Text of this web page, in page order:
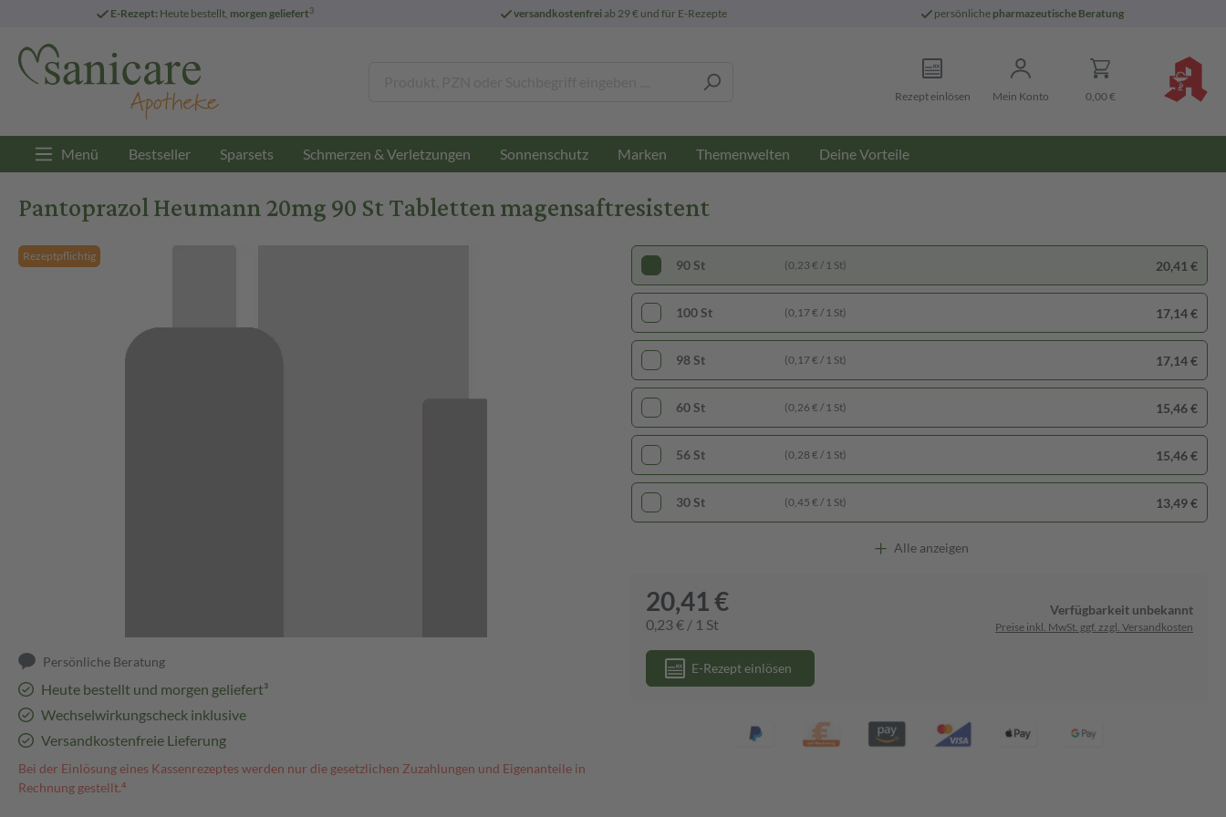
E-Rezept: Heute bestellt, morgen geliefert3 versandkostenfreiab 29 € und für E-Rezepte persönliche pharmazeutische Beratung
Rezept einlösen Mein Konto 0,00 €
Menü Bestseller Sparsets Schmerzen & Verletzungen Sonnenschutz Marken Themenwelten Deine Vorteile
Pantoprazol Heumann 20mg 90 St Tabletten magensaftresistent
Rezeptpflichtig
Persönliche Beratung
Heute bestellt und morgen geliefert³
Wechselwirkungscheck inklusive
Versandkostenfreie Lieferung
Bei der Einlösung eines Kassenrezeptes werden nur die gesetzlichen Zuzahlungen und Eigenanteile in
Rechnung gestellt.⁴
100 St (0,17 € / 1 St) 17,14 €
98 St (0,17 € / 1 St) 17,14 €
90 St (0,23 € / 1 St) 20,41 €
60 St (0,26 € / 1 St) 15,46 €
56 St (0,28 € / 1 St) 15,46 €
30 St (0,45 € / 1 St) 13,49 €
Alle anzeigen
20,41 €
0,23 € / 1 St
Verfügbarkeit unbekannt
Preise inkl. MwSt. ggf. zzgl. Versandkosten
E-Rezept einlösen